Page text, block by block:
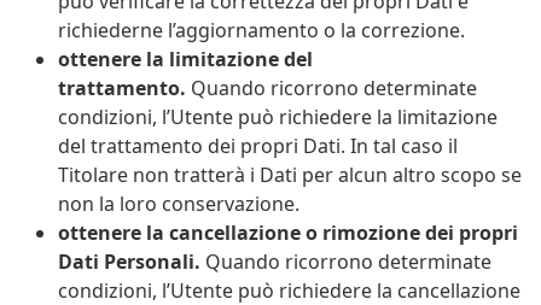
richiederne l’aggiornamento o la correzione.
ottenere la limitazione del
trattamento. Quando ricorrono determinate
condizioni, l’Utente può richiedere la limitazione
del trattamento dei propri Dati. In tal caso il
Titolare non tratterà i Dati per alcun altro scopo se
non la loro conservazione.
ottenere la cancellazione o rimozione dei propri
Dati Personali. Quando ricorrono determinate
condizioni, l’Utente può richiedere la cancellazione